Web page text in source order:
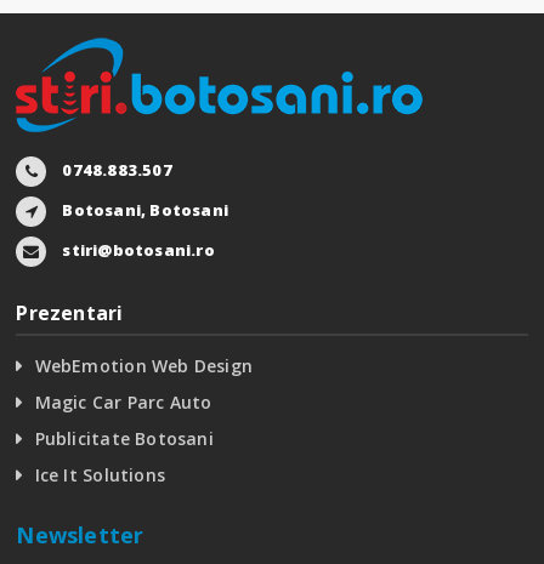
0748.883.507
Botosani, Botosani
stiri@botosani.ro
Prezentari
WebEmotion Web Design
Magic Car Parc Auto
Publicitate Botosani
Ice It Solutions
Newsletter